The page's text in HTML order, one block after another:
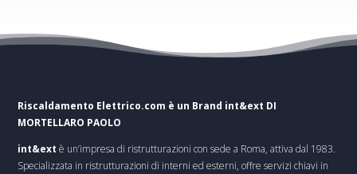
Riscaldamento Elettrico.com è un Brand int&ext DI
MORTELLARO PAOLO
int&ext è un’impresa di ristrutturazioni con sede a Roma, attiva dal 1983.
Specializzata in ristrutturazioni di interni ed esterni, offre servizi chiavi in